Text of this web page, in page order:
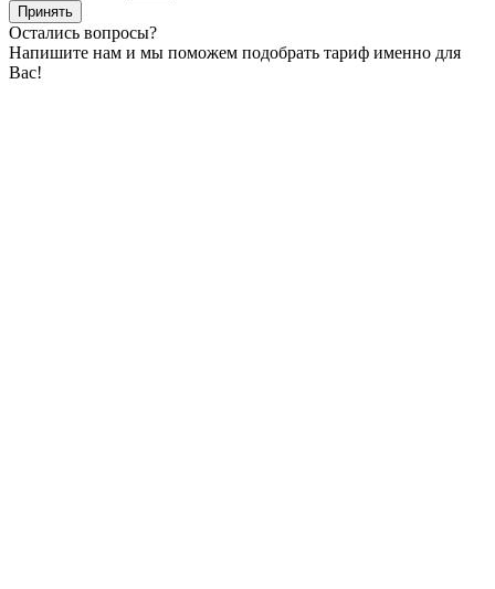
Принять
Остались вопросы?
Напишите нам и мы поможем подобрать тариф именно для
Вас!